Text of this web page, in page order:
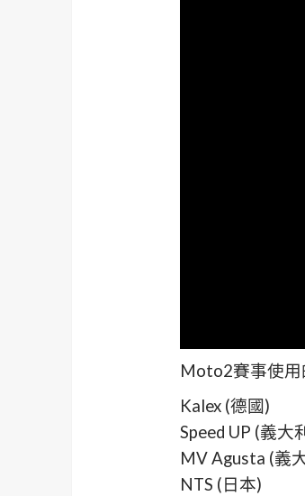
Moto2賽事使用
Kalex (德國)
Speed UP (義大
MV Agusta (義
NTS (日本)